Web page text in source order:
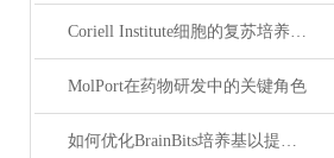
Coriell Institute细胞的复苏培养与质量控制规范
MolPort在药物研发中的关键角色
如何优化BrainBits培养基以提高实验效果？